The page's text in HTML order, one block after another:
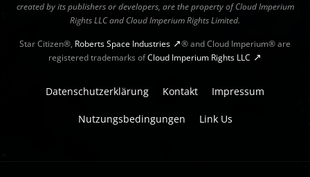
created by its publishers or developers, are the property of Cloud Imperium
Rights LLC and Cloud Imperium Rights Limited.
Star Citizen®, Roberts Space Industries
® and Cloud Imperium® are
registered trademarks ofCloud Imperium Rights LLC
Datenschutzerklärung Kontakt Impressum
Nutzungsbedingungen Link Us